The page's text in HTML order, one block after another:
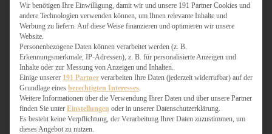
SCHOKOLADIGES
SÜSSES HAUPTGERICHT
TÖRTCHEN
VEGAN SÜSS
WEIHNACHTSBÄCKEREI
HERZHAFT
Wir benötigen Ihre Einwilligung, damit wir und unsere 191 Partner Cookies und
andere Technologien verwenden können, um Ihnen relevante Inhalte und
Werbung zu liefern. Auf diese Weise finanzieren und optimieren wir unsere
Website.
Personenbezogene Daten können verarbeitet werden (z. B.
Erkennungsmerkmale, IP-Adressen), z. B. für personalisierte Anzeigen und
Inhalte oder zur Messung von Anzeigen und Inhalten.
Einige unserer 191 Partner verarbeiten Ihre Daten (jederzeit widerrufbar) auf der
Grundlage eines berechtigten Interesses
Weitere Informationen über die Verwendung Ihrer Daten und über unsere Partner
finden Sie unter Einstellungen oder in unserer Datenschutzerklärung.
Es besteht keine Verpflichtung, der Verarbeitung Ihrer Daten zuzustimmen, um
dieses Angebot zu nutzen.